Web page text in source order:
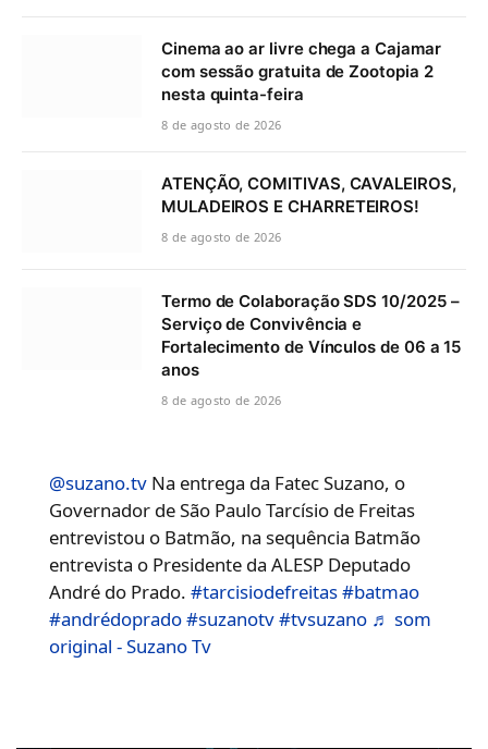
Cinema ao ar livre chega a Cajamar
com sessão gratuita de Zootopia 2
nesta quinta-feira
8 de agosto de 2026
ATENÇÃO, COMITIVAS, CAVALEIROS,
MULADEIROS E CHARRETEIROS!
8 de agosto de 2026
Termo de Colaboração SDS 10/2025 –
Serviço de Convivência e
Fortalecimento de Vínculos de 06 a 15
anos
8 de agosto de 2026
@suzano.tv Na entrega da Fatec Suzano, o
Governador de São Paulo Tarcísio de Freitas
entrevistou o Batmão, na sequência Batmão
entrevista o Presidente da ALESP Deputado
André do Prado.#tarcisiodefreitas#batmao
#andrédoprado#suzanotv#tvsuzano ♬ som
original - Suzano Tv